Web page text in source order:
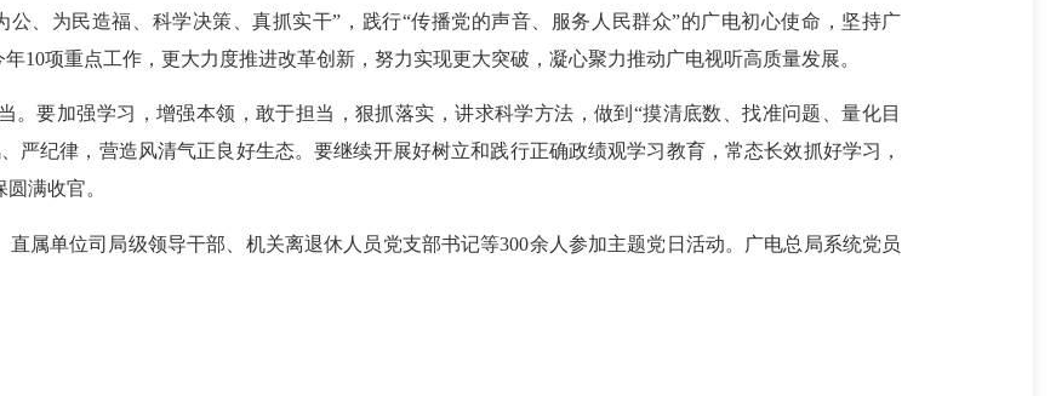
、为民造福、科学决策、真抓实干”，践行“传播党的声音、服务人民群众”的广电初心使命，坚持广
10项重点工作，更大力度推进改革创新，努力实现更大突破，凝心聚力推动广电视听高质量发展。
。要加强学习，增强本领，敢于担当，狠抓落实，讲求科学方法，做到“摸清底数、找准问题、量化目
严纪律，营造风清气正良好生态。要继续开展好树立和践行正确政绩观学习教育，常态长效抓好学习，
满收官。
属单位司局级领导干部、机关离退休人员党支部书记等300余人参加主题党日活动。广电总局系统党员